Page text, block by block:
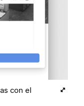
con el